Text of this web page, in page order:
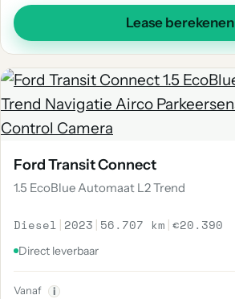
Lease berekenen
Ford Transit Connect
1.5 EcoBlue Automaat L2 Trend
Diesel | 2023 | 56.707 km |€20.390
Direct leverbaar
Vanaf i